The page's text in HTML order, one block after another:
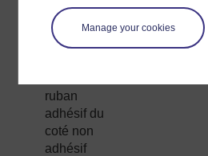
Manage your cookies
de la
bobine de
fil à travers
ruban
adhésif du
coté non
adhésif